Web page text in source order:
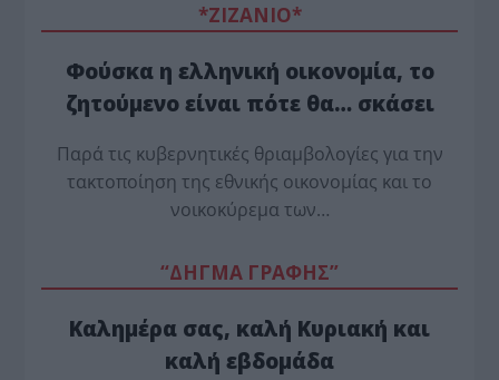
*ZΙΖΑΝΙΟ*
Φούσκα η ελληνική οικονομία, το
ζητούμενο είναι πότε θα… σκάσει
Παρά τις κυβερνητικές θριαμβολογίες για την
τακτοποίηση της εθνικής οικονομίας και το
νοικοκύρεμα των…
“ΔΗΓΜΑ ΓΡΑΦΗΣ”
Καλημέρα σας, καλή Κυριακή και
καλή εβδομάδα